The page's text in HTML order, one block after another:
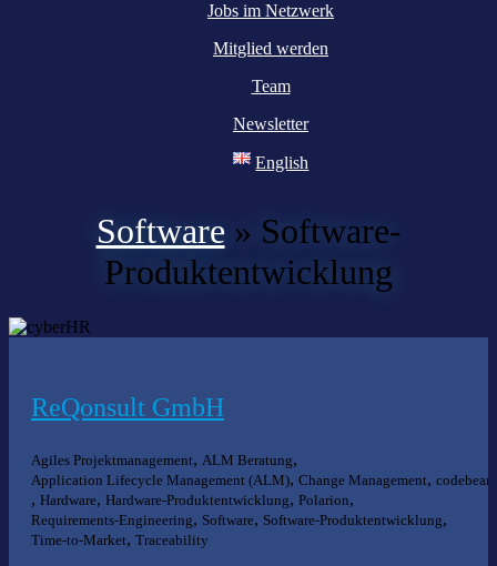
Jobs im Netzwerk
Mitglied werden
Team
Newsletter
English
Software» Software-
Produktentwicklung
ReQonsult GmbH
Agiles Projektmanagement, ALM Beratung,
Application Lifecycle Management (ALM), Change Management,
, Hardware, Hardware-Produktentwicklung, Polarion,
Requirements-Engineering, Software, Software-Produktentwicklung,
Time-to-Market, Traceability